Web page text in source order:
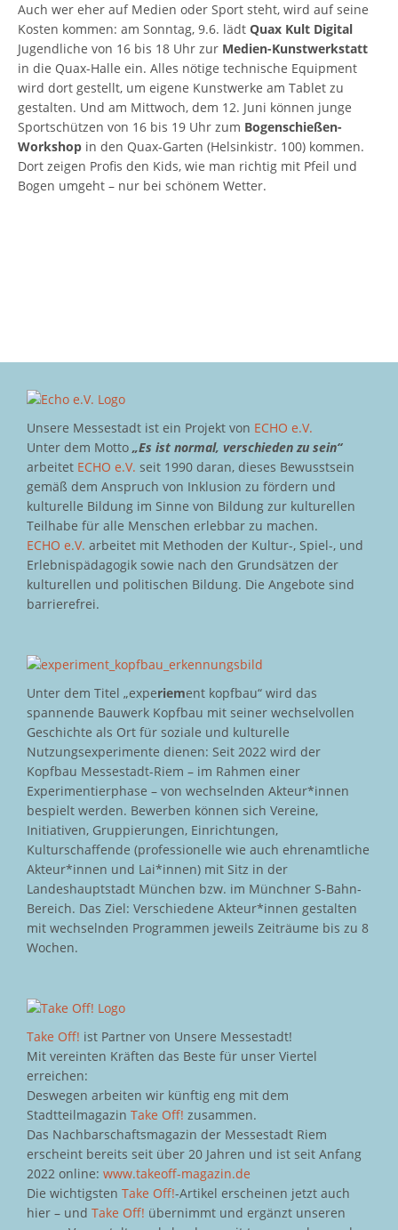
Auch wer eher auf Medien oder Sport steht, wird auf seine
Kosten kommen: am Sonntag, 9.6. lädt Quax Kult Digital
Jugendliche von 16 bis 18 Uhr zur Medien-Kunstwerkstatt
in die Quax-Halle ein. Alles nötige technische Equipment
wird dort gestellt, um eigene Kunstwerke am Tablet zu
gestalten. Und am Mittwoch, dem 12. Juni können junge
Sportschützen von 16 bis 19 Uhr zum Bogenschießen-
Workshop in den Quax-Garten (Helsinkistr. 100) kommen.
Dort zeigen Profis den Kids, wie man richtig mit Pfeil und
Bogen umgeht – nur bei schönem Wetter.
Unsere Messestadt ist ein Projekt von ECHO e.V.
Unter dem Motto „Es ist normal, verschieden zu sein“
arbeitet ECHO e.V. seit 1990 daran, dieses Bewusstsein
gemäß dem Anspruch von Inklusion zu fördern und
kulturelle Bildung im Sinne von Bildung zur kulturellen
Teilhabe für alle Menschen erlebbar zu machen.
ECHO e.V. arbeitet mit Methoden der Kultur-, Spiel-, und
Erlebnispädagogik sowie nach den Grundsätzen der
kulturellen und politischen Bildung. Die Angebote sind
barrierefrei.
Unter dem Titel „experiement kopfbau“ wird das
spannende Bauwerk Kopfbau mit seiner wechselvollen
Geschichte als Ort für soziale und kulturelle
Nutzungsexperimente dienen: Seit 2022 wird der
Kopfbau Messestadt-Riem – im Rahmen einer
Experimentierphase – von wechselnden Akteur*innen
bespielt werden. Bewerben können sich Vereine,
Initiativen, Gruppierungen, Einrichtungen,
Kulturschaffende (professionelle wie auch ehrenamtliche
Akteur*innen und Lai*innen) mit Sitz in der
Landeshauptstadt München bzw. im Münchner S-Bahn-
Bereich. Das Ziel: Verschiedene Akteur*innen gestalten
mit wechselnden Programmen jeweils Zeiträume bis zu 8
Wochen.
Take Off! ist Partner von Unsere Messestadt!
Mit vereinten Kräften das Beste für unser Viertel
erreichen:
Deswegen arbeiten wir künftig eng mit dem
Stadtteilmagazin Take Off! zusammen.
Das Nachbarschaftsmagazin der Messestadt Riem
erscheint bereits seit über 20 Jahren und ist seit Anfang
2022 online: www.takeoff-magazin.de
Die wichtigsten Take Off!-Artikel erscheinen jetzt auch
hier – und Take Off! übernimmt und ergänzt unseren